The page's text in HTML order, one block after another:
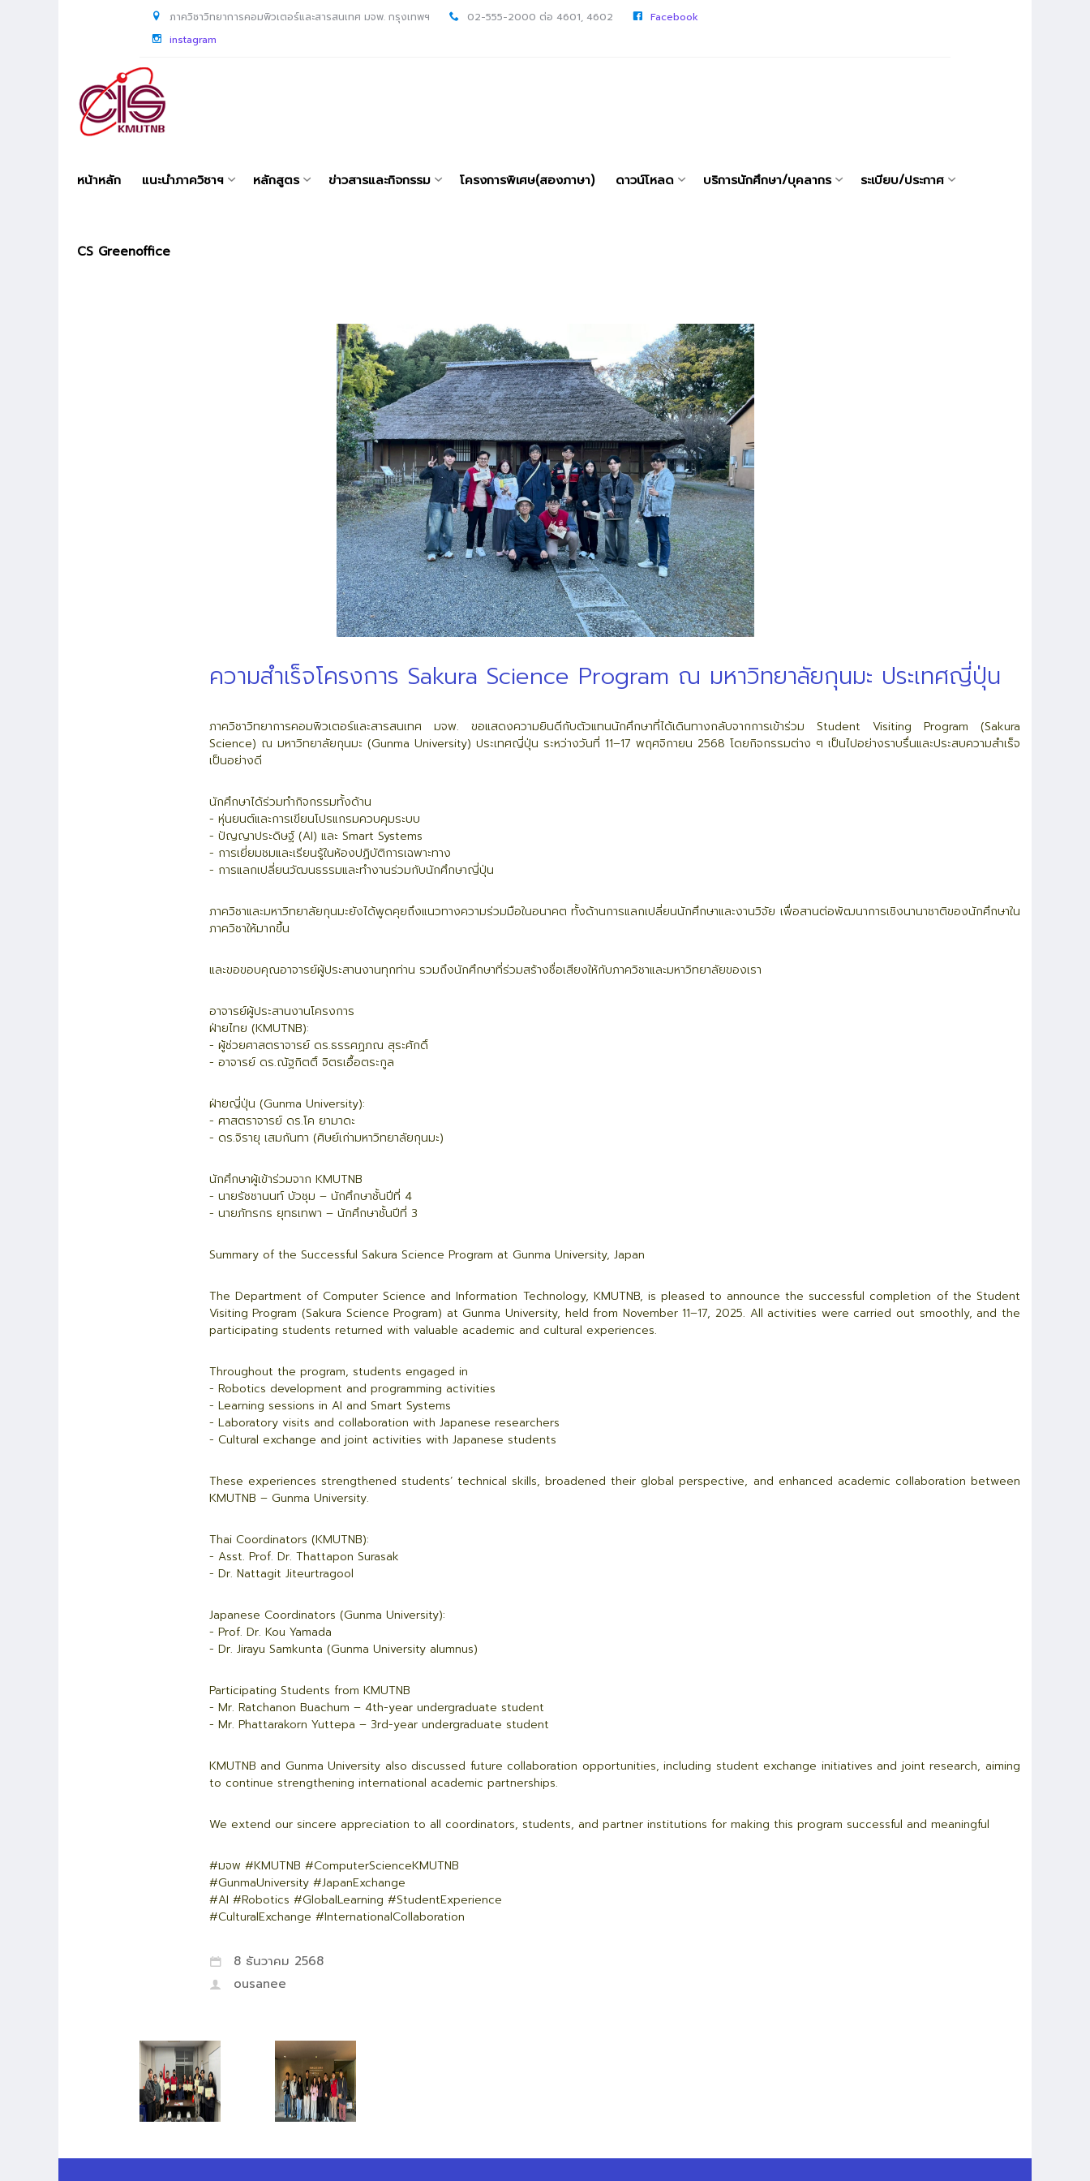
ภาควิชาวิทยาการคอมพิวเตอร์และสารสนเทศ มจพ. กรุงเทพฯ 02-555-2000 ต่อ 4601, 4602
Facebook
instagram
หน้าหลัก แนะนำภาควิชาฯ หลักสูตร ข่าวสารและกิจกรรม โครงการพิเศษ(สองภาษา) ดาวน์โหลด บริการนักศึกษา/บุคลากร ระเบียบ/ประกาศ
CS Greenoffice
ความสำเร็จโครงการ Sakura Science Program ณ มหาวิทยาลัยกุนมะ ประเทศญี่ปุ่น
ภาควิชาวิทยาการคอมพิวเตอร์และสารสนเทศ มจพ. ขอแสดงความยินดีกับตัวแทนนักศึกษาที่ได้เดินทางกลับจากการเข้าร่วม Student Visiting Program (Sakura
Science) ณ มหาวิทยาลัยกุนมะ (Gunma University) ประเทศญี่ปุ่น ระหว่างวันที่ 11–17 พฤศจิกายน 2568 โดยกิจกรรมต่าง ๆ เป็นไปอย่างราบรื่นและประสบความสำเร็จ
เป็นอย่างดี
นักศึกษาได้ร่วมทำกิจกรรมทั้งด้าน
- หุ่นยนต์และการเขียนโปรแกรมควบคุมระบบ
- ปัญญาประดิษฐ์ (AI) และ Smart Systems
- การเยี่ยมชมและเรียนรู้ในห้องปฏิบัติการเฉพาะทาง
- การแลกเปลี่ยนวัฒนธรรมและทำงานร่วมกับนักศึกษาญี่ปุ่น
ภาควิชาและมหาวิทยาลัยกุนมะยังได้พูดคุยถึงแนวทางความร่วมมือในอนาคต ทั้งด้านการแลกเปลี่ยนนักศึกษาและงานวิจัย เพื่อสานต่อพัฒนาการเชิงนานาชาติของนักศึกษาใน
ภาควิชาให้มากขึ้น
และขอขอบคุณอาจารย์ผู้ประสานงานทุกท่าน รวมถึงนักศึกษาที่ร่วมสร้างชื่อเสียงให้กับภาควิชาและมหาวิทยาลัยของเรา
อาจารย์ผู้ประสานงานโครงการ
ฝ่ายไทย (KMUTNB):
- ผู้ช่วยศาสตราจารย์ ดร.ธรรศฏภณ สุระศักดิ์
- อาจารย์ ดร.ณัฐกิตติ์ จิตรเอื้อตระกูล
ฝ่ายญี่ปุ่น (Gunma University):
- ศาสตราจารย์ ดร.โค ยามาดะ
- ดร.จิรายุ เสมกันทา (ศิษย์เก่ามหาวิทยาลัยกุนมะ)
นักศึกษาผู้เข้าร่วมจาก KMUTNB
- นายรัชชานนท์ บัวชุม – นักศึกษาชั้นปีที่ 4
- นายภัทรกร ยุทธเทพา – นักศึกษาชั้นปีที่ 3
Summary of the Successful Sakura Science Program at Gunma University, Japan
The Department of Computer Science and Information Technology, KMUTNB, is pleased to announce the successful completion of the Student
Visiting Program (Sakura Science Program) at Gunma University, held from November 11–17, 2025. All activities were carried out smoothly, and the
participating students returned with valuable academic and cultural experiences.
Throughout the program, students engaged in
- Robotics development and programming activities
- Learning sessions in AI and Smart Systems
- Laboratory visits and collaboration with Japanese researchers
- Cultural exchange and joint activities with Japanese students
These experiences strengthened students’ technical skills, broadened their global perspective, and enhanced academic collaboration between
KMUTNB – Gunma University.
Thai Coordinators (KMUTNB):
- Asst. Prof. Dr. Thattapon Surasak
- Dr. Nattagit Jiteurtragool
Japanese Coordinators (Gunma University):
- Prof. Dr. Kou Yamada
- Dr. Jirayu Samkunta (Gunma University alumnus)
Participating Students from KMUTNB
- Mr. Ratchanon Buachum – 4th-year undergraduate student
- Mr. Phattarakorn Yuttepa – 3rd-year undergraduate student
KMUTNB and Gunma University also discussed future collaboration opportunities, including student exchange initiatives and joint research, aiming
to continue strengthening international academic partnerships.
We extend our sincere appreciation to all coordinators, students, and partner institutions for making this program successful and meaningful
#มจพ #KMUTNB #ComputerScienceKMUTNB
#GunmaUniversity #JapanExchange
#AI #Robotics #GlobalLearning #StudentExperience
#CulturalExchange #InternationalCollaboration
8 ธันวาคม 2568
ousanee